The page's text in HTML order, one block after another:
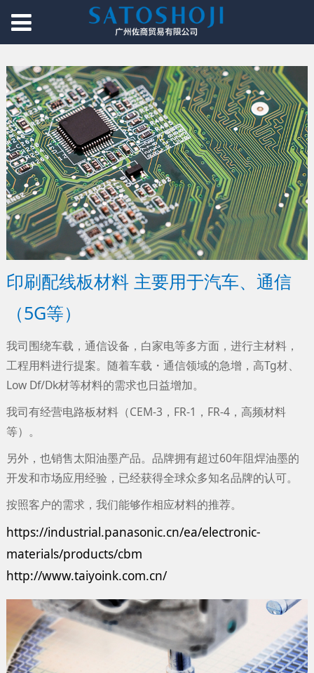
印刷配线板材料 主要用于汽车、通信
（5G等）
我司围绕车载，通信设备，白家电等多方面，进行主材料，
工程用料进行提案。随着车载・通信领域的急增，高Tg材、
Low Df/Dk材等材料的需求也日益增加。
我司有经营电路板材料（CEM-3，FR-1，FR-4，高频材料
等）。
另外，也销售太阳油墨产品。品牌拥有超过60年阻焊油墨的
开发和市场应用经验，已经获得全球众多知名品牌的认可。
按照客户的需求，我们能够作相应材料的推荐。
https://industrial.panasonic.cn/ea/electronic-
materials/products/cbm
http://www.taiyoink.com.cn/